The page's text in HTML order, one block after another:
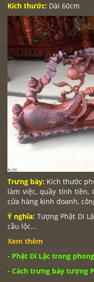
Kích thước: Dài 60cm
Trưng bày: Kích thước
làm việc, quầy tính tiền,
cửa hàng kinh doanh,
Ý nghĩa: Tượng Phật Di
cầu lộc...
Xem thêm
- Phật Di Lặc trong
- Cách trưng bày tượng